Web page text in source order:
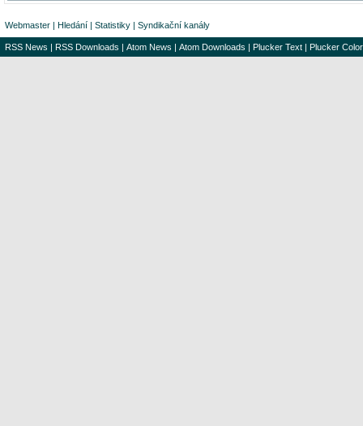
Webmaster | Hledání | Statistiky | Syndikační kanály
RSS News | RSS Downloads | Atom News | Atom Downloads | Plucker Text | Plucker Color